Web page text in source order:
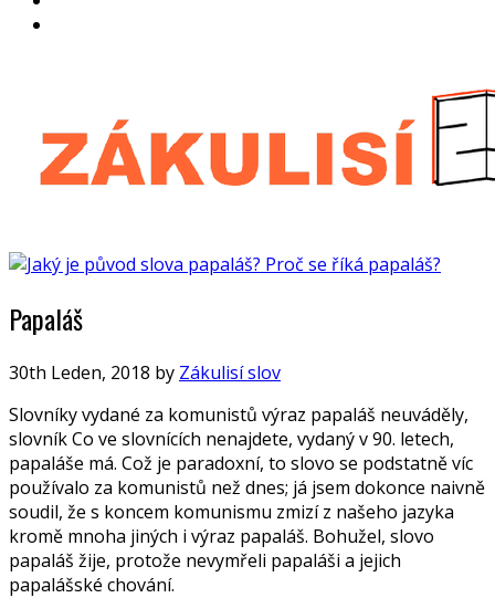
Papaláš
30th Leden, 2018 by Zákulisí slov
Slovníky vydané za komunistů výraz papaláš neuváděly,
slovník Co ve slovnících nenajdete, vydaný v 90. letech,
papaláše má. Což je paradoxní, to slovo se podstatně víc
používalo za komunistů než dnes; já jsem dokonce naivně
soudil, že s koncem komunismu zmizí z našeho jazyka
kromě mnoha jiných i výraz papaláš. Bohužel, slovo
papaláš žije, protože nevymřeli papaláši a jejich
papalášské chování.